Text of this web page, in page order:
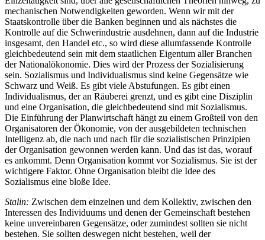
mechanischen Notwendigkeiten geworden. Wenn wir mit der
Staatskontrolle über die Banken beginnen und als nächstes die
Kontrolle auf die Schwerindustrie ausdehnen, dann auf die Industrie
insgesamt, den Handel etc., so wird diese allumfassende Kontrolle
gleichbedeutend sein mit dem staatlichen Eigentum aller Branchen
der Nationalökonomie. Dies wird der Prozess der Sozialisierung
sein. Sozialismus und Individualismus sind keine Gegensätze wie
Schwarz und Weiß. Es gibt viele Abstufungen. Es gibt einen
Individualismus, der an Räuberei grenzt, und es gibt eine Disziplin
und eine Organisation, die gleichbedeutend sind mit Sozialismus.
Die Einführung der Planwirtschaft hängt zu einem Großteil von den
Organisatoren der Ökonomie, von der ausgebildeten technischen
Intelligenz ab, die nach und nach für die sozialistischen Prinzipien
der Organisation gewonnen werden kann. Und das ist das, worauf
es ankommt. Denn Organisation kommt vor Sozialismus. Sie ist der
wichtigere Faktor. Ohne Organisation bleibt die Idee des
Sozialismus eine bloße Idee.
Stalin: Zwischen dem einzelnen und dem Kollektiv, zwischen den
Interessen des Individuums und denen der Gemeinschaft bestehen
keine unvereinbaren Gegensätze, oder zumindest sollten sie nicht
bestehen. Sie sollten deswegen nicht bestehen, weil der